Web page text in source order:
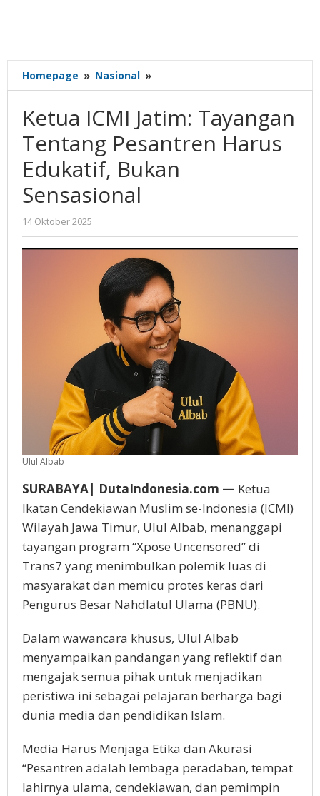
Homepage » Nasional »
ICMI
Tayangan
Tentang
Pesantren
Harus
Edukatif,
Ketua ICMI Jatim: Tayangan
Tentang Pesantren Harus
Edukatif, Bukan
Sensasional
14 Oktober 2025
Gatot
Susanto
Ulul Albab
SURABAYA| DutaIndonesia.com — Ketua
Ikatan Cendekiawan Muslim se-Indonesia (ICMI)
Wilayah Jawa Timur, Ulul Albab, menanggapi
tayangan program “Xpose Uncensored” di
Trans7 yang menimbulkan polemik luas di
masyarakat dan memicu protes keras dari
Pengurus Besar Nahdlatul Ulama (PBNU).
Dalam wawancara khusus, Ulul Albab
menyampaikan pandangan yang reflektif dan
mengajak semua pihak untuk menjadikan
peristiwa ini sebagai pelajaran berharga bagi
dunia media dan pendidikan Islam.
Media Harus Menjaga Etika dan Akurasi
“Pesantren adalah lembaga peradaban, tempat
lahirnya ulama, cendekiawan, dan pemimpin